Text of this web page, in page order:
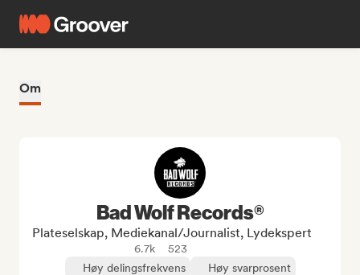
Om
Bad Wolf Records®
Plateselskap, Mediekanal/journalist, Lydekspert
6.7k
523
Høy delingsfrekvens
Høy svarprosent